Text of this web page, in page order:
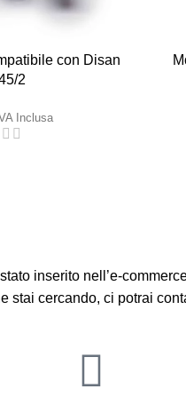
con Disan
2
Inclusa
inserito nell’e-
stai cercando, ci potrai